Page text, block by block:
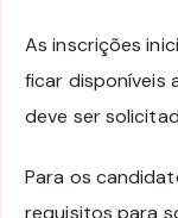
As inscrições
ficar disponíveis
deve ser
Para os
requisitos para